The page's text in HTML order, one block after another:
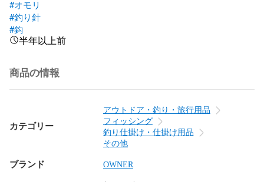
#オモリ
#釣り針
#鈎
半年以上前
商品の情報
カテゴリー
アウトドア・釣り・旅行用品
フィッシング
釣り仕掛け・仕掛け用品
その他
ブランド OWNER